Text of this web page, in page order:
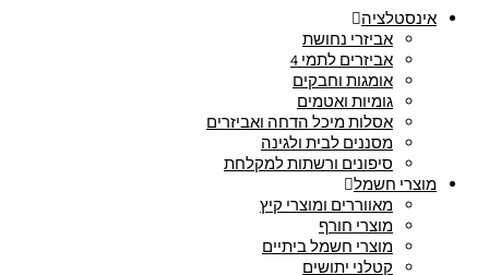
אינסטלציה
אביזרי נחושת
אביזרים לתמי 4
אומגות וחבקים
גומיות ואטמים
אסלות מיכל הדחה ואביזרים
מסננים לבית ולגינה
סיפונים ורשתות למקלחת
מוצרי חשמל
מאווררים ומוצרי קיץ
מוצרי חורף
מוצרי חשמל ביתיים
קטלני יתושים